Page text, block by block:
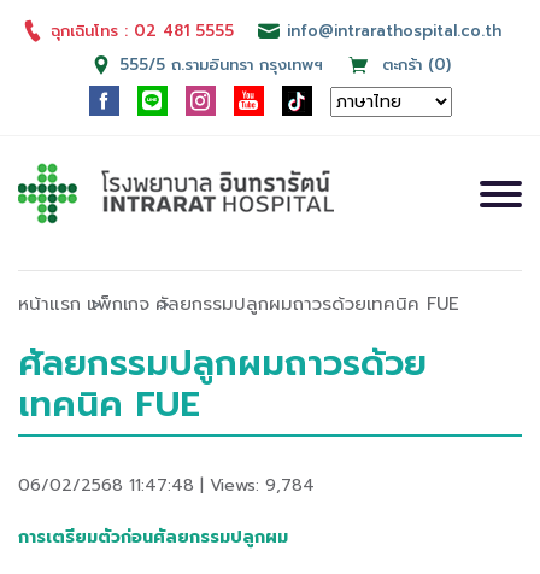
ฉุกเฉินโทร : 02 481 5555
info@intrarathospital.co.th
555/5 ถ.รามอินทรา กรุงเทพฯ
ตะกร้า (0)
หน้าแรก แพ็กเกจ ศัลยกรรมปลูกผมถาวรด้วยเทคนิค FUE
ศัลยกรรมปลูกผมถาวรด้วย
เทคนิค FUE
06/02/2568 11:47:48 | Views: 9,784
การเตรียมตัวก่อนศัลยกรรมปลูกผม